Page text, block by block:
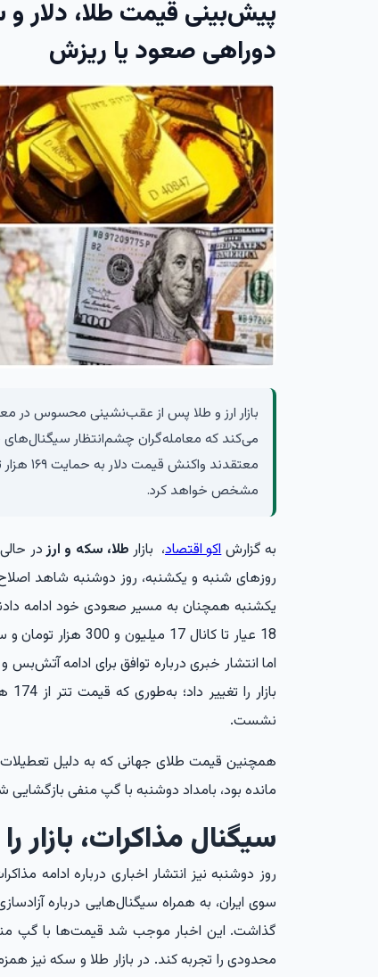
دوراهی صعود یا ریزش
بازار ارز و طلا پس از عقب‌نشینی محسوس در
می‌کند که معامله‌گران چشم‌انتظار
مشخص خواهد کرد.
به گزارشاکو اقتصاد، بازار طلا، سکه و ارزدر
روزهای شنبه و یکشنبه، روز دوشنبه شاهد
اما انتشار خبری درباره توافق برای ادامه
نشست.
مانده بود، بامداد دوشنبه با گپ منفی بازگشایی شد و تا
سیگنال مذاکرات، بازار
روز دوشنبه نیز انتشار اخباری درباره ادامه
سوی ایران، به همراه سیگنال‌هایی درباره
گذاشت. این اخبار موجب شد قیمت‌ها با گپ
محدودی را تجربه کند. در بازار طلا و سکه نیز